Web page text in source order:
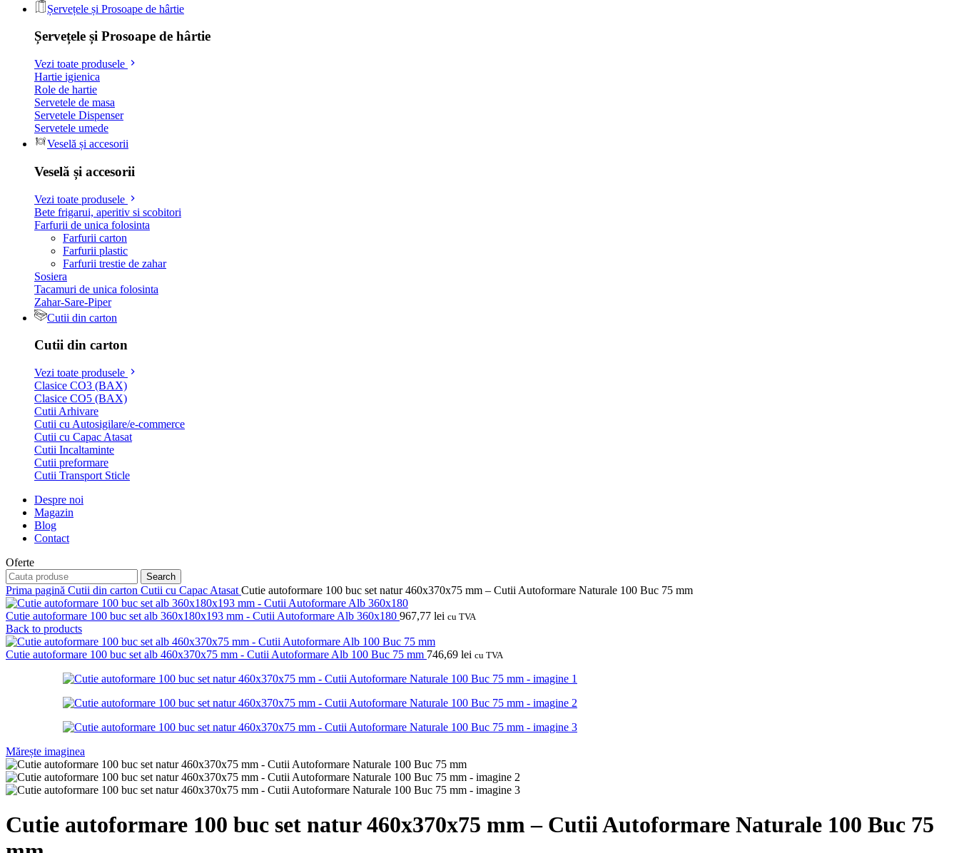
Șervețele și Prosoape de hârtie
Șervețele și Prosoape de hârtie
Vezi toate produsele
Hartie igienica
Role de hartie
Servetele de masa
Servetele Dispenser
Servetele umede
Veselă și accesorii
Veselă și accesorii
Vezi toate produsele
Bete frigarui, aperitiv si scobitori
Farfurii de unica folosinta
Farfurii carton
Farfurii plastic
Farfurii trestie de zahar
Sosiera
Tacamuri de unica folosinta
Zahar-Sare-Piper
Cutii din carton
Cutii din carton
Vezi toate produsele
Clasice CO3 (BAX)
Clasice CO5 (BAX)
Cutii Arhivare
Cutii cu Autosigilare/e-commerce
Cutii cu Capac Atasat
Cutii Incaltaminte
Cutii preformare
Cutii Transport Sticle
Despre noi
Magazin
Blog
Contact
Oferte
Search
Prima pagină Cutii din carton Cutii cu Capac Atasat Cutie autoformare 100 buc set natur 460x370x75 mm – Cutii Autoformare Naturale 100 Buc 75 mm
Cutie autoformare 100 buc set alb 360x180x193 mm - Cutii Autoformare Alb 360x180 967,77 lei cu TVA
Back to products
Cutie autoformare 100 buc set alb 460x370x75 mm - Cutii Autoformare Alb 100 Buc 75 mm 746,69 lei cu TVA
Mărește imaginea
Cutie autoformare 100 buc set natur 460x370x75 mm – Cutii Autoformare Naturale 100 Buc 75